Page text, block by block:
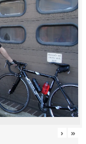
› »